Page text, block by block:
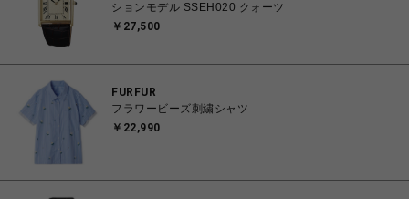
ションモデル SSEH020 クォーツ
￥27,500
FURFUR
フラワービーズ刺繍シャツ
￥22,990